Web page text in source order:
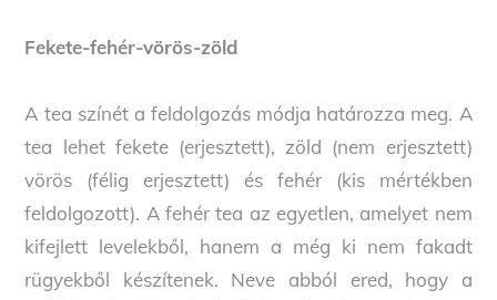
Fekete-fehér-vörös-zöld
A tea színét a feldolgozás módja határozza meg. A
tea lehet fekete (erjesztett), zöld (nem erjesztett)
vörös (félig erjesztett) és fehér (kis mértékben
feldolgozott). A fehér tea az egyetlen, amelyet nem
kifejlett levelekből, hanem a még ki nem fakadt
rügyekből készítenek. Neve abból ered, hogy a